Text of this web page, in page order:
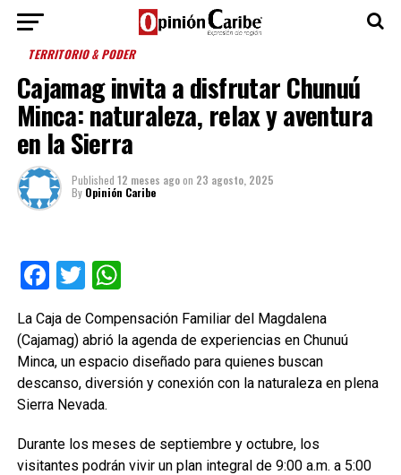
TERRITORIO & PODER
Cajamag invita a disfrutar Chunuú
Minca: naturaleza, relax y aventura
en la Sierra
Published 12 meses agoon 23 agosto, 2025
By Opinión Caribe
Facebook
TwitterWhatsApp
La Caja de Compensación Familiar del Magdalena
(Cajamag) abrió la agenda de experiencias en Chunuú
Minca, un espacio diseñado para quienes buscan
descanso, diversión y conexión con la naturaleza en plena
Sierra Nevada.
Durante los meses de septiembre y octubre, los
visitantes podrán vivir un plan integral de 9:00 a.m. a 5:00